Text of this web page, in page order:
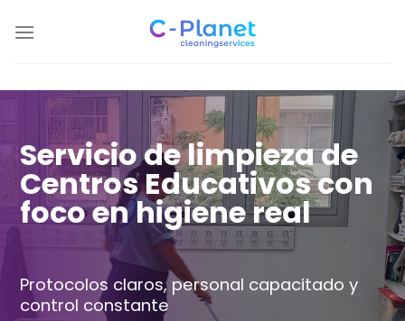
Servicio de limpieza de
Centros Educativos con
foco en higiene real
Protocolos claros, personal capacitado y
control constante